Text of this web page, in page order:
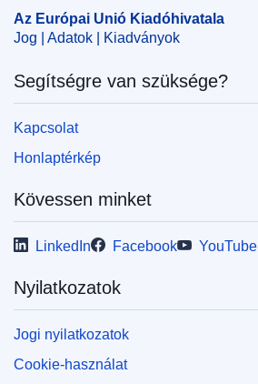
OJ : JOL_2017_288_R_0001
IMMC : SN 5058 2017 INIT
Az Európai Unió Kiadóhivatala
Jog | Adatok | Kiadványok
Segítségre van szüksége?
Kapcsolat
Honlaptérkép
Kövessen minket
LinkedIn Facebook YouTube
Nyilatkozatok
Jogi nyilatkozatok
Cookie-használat